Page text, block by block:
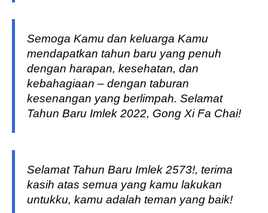
Semoga Kamu dan keluarga Kamu
mendapatkan tahun baru yang penuh
dengan harapan, kesehatan, dan
kebahagiaan – dengan taburan
kesenangan yang berlimpah. Selamat
Tahun Baru Imlek 2022, Gong Xi Fa Chai!
Selamat Tahun Baru Imlek 2573!, terima
kasih atas semua yang kamu lakukan
untukku, kamu adalah teman yang baik!